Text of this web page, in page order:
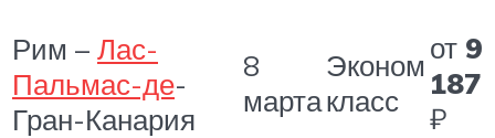
Рим – Лас-
Пальмас-де-
Гран-Канария
8
марта
Эконом
класс
от 9
187
₽